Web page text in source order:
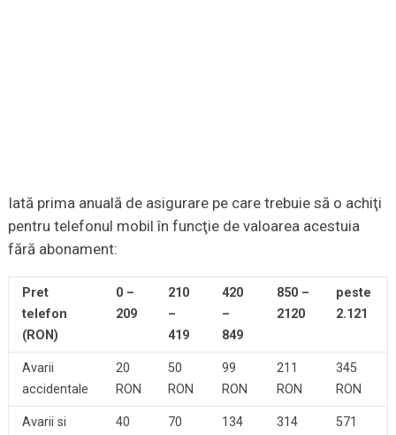
Iată prima anuală de asigurare pe care trebuie să o achiţi
pentru telefonul mobil în funcţie de valoarea acestuia
fără abonament:
Pret
telefon
(RON)
0 –
209
210
–
419
420
–
849
850 –
2120
peste
2.121
Avarii
accidentale
20
RON
50
RON
99
RON
211
RON
345
RON
Avarii si
40
70
134
314
571